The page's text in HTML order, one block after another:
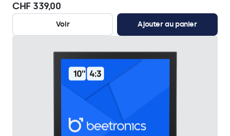
CHF 339,00
Voir Ajouter au panier